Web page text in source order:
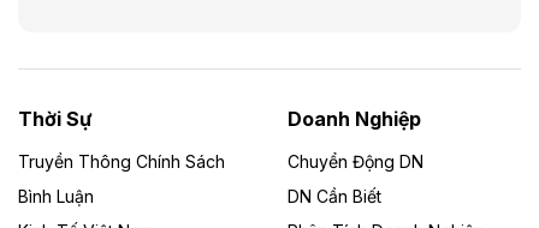
Dự án Nhà máy xử lý rác và phát điện Bắc Giang do
Công ty TNHH Năng lượng môi trường Bắc Giang làm
Thời Sự
Truyền Thông Chính Sách
Bình Luận
Doanh Nghiệp
Chuyển Động DN
DN Cần Biết